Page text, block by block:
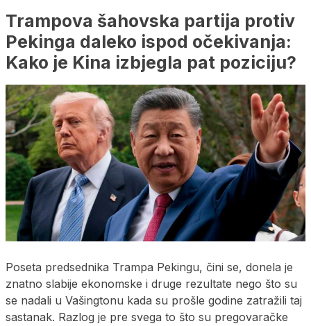
Trampova šahovska partija protiv
Pekinga daleko ispod očekivanja:
Kako je Kina izbjegla pat poziciju?
Poseta predsednika Trampa Pekingu, čini se, donela je
znatno slabije ekonomske i druge rezultate nego što su
se nadali u Vašingtonu kada su prošle godine zatražili taj
sastanak. Razlog je pre svega to što su pregovaračke